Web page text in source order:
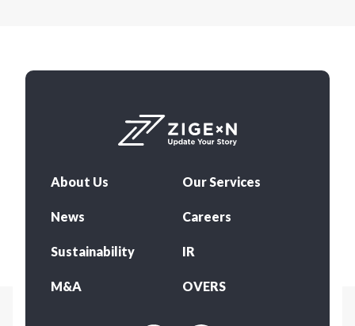
About Us Our Services
News Careers
Sustainability IR
M&A OVERS